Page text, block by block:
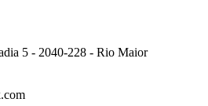
5 - 2040-228 - Rio Maior